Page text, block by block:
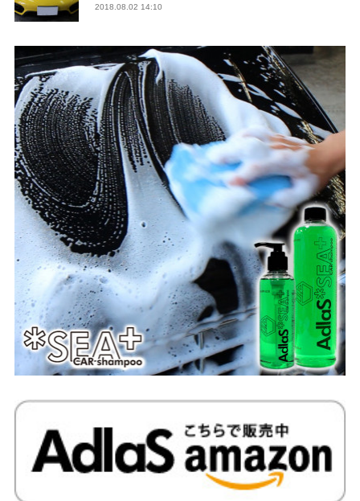
2018.08.02 14:10